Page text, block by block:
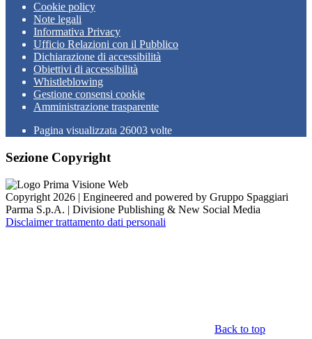
Cookie policy
Note legali
Informativa Privacy
Ufficio Relazioni con il Pubblico
Dichiarazione di accessibilità
Obiettivi di accessibilità
Whistleblowing
Gestione consensi cookie
Amministrazione trasparente
Pagina visualizzata 26003 volte
Sezione Copyright
Copyright 2026 | Engineered and powered by Gruppo Spaggiari
Parma S.p.A. | Divisione Publishing & New Social Media
Disclaimer trattamento dati personali
Back to top